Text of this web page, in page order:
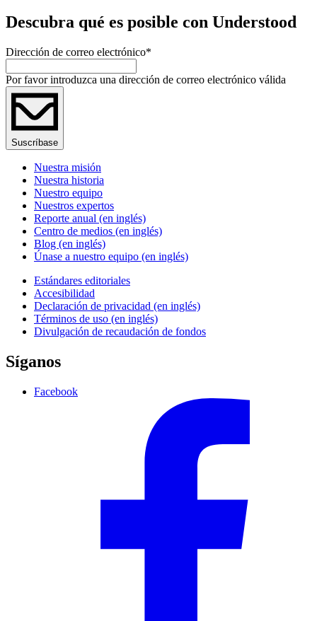
Descubra qué es posible con Understood
Dirección de correo electrónico*
Por favor introduzca una dirección de correo electrónico válida
Suscríbase
Nuestra misión
Nuestra historia
Nuestro equipo
Nuestros expertos
Reporte anual (en inglés)
Centro de medios (en inglés)
Blog (en inglés)
Únase a nuestro equipo (en inglés)
Estándares editoriales
Accesibilidad
Declaración de privacidad (en inglés)
Términos de uso (en inglés)
Divulgación de recaudación de fondos
Síganos
Facebook